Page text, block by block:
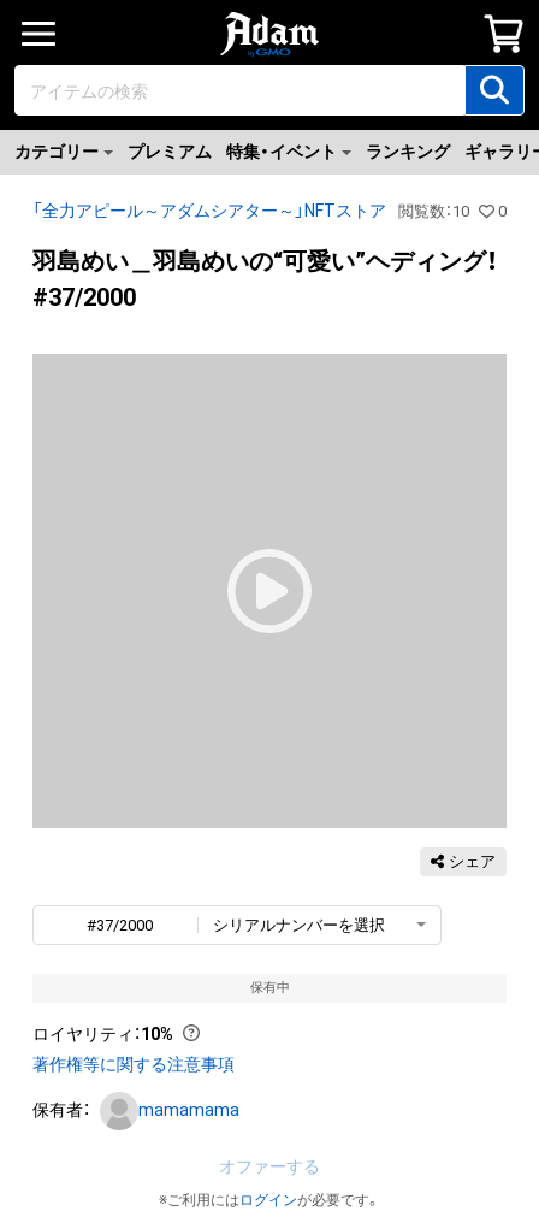
カテゴリー プレミアム 特集・イベント ランキング ギャラリ
「全力アピール～アダムシアター～」NFTストア 閲覧数 ： 10 0
羽島めい＿羽島めいの“可愛い”ヘディング！
#37/2000
シェア
#37/2000 シリアルナンバーを選択
保有中
ロイヤリティ ：10%
著作権等に関する注意事項
保有者： mamamama
オファーする
※ご利用には ログインが必要です。